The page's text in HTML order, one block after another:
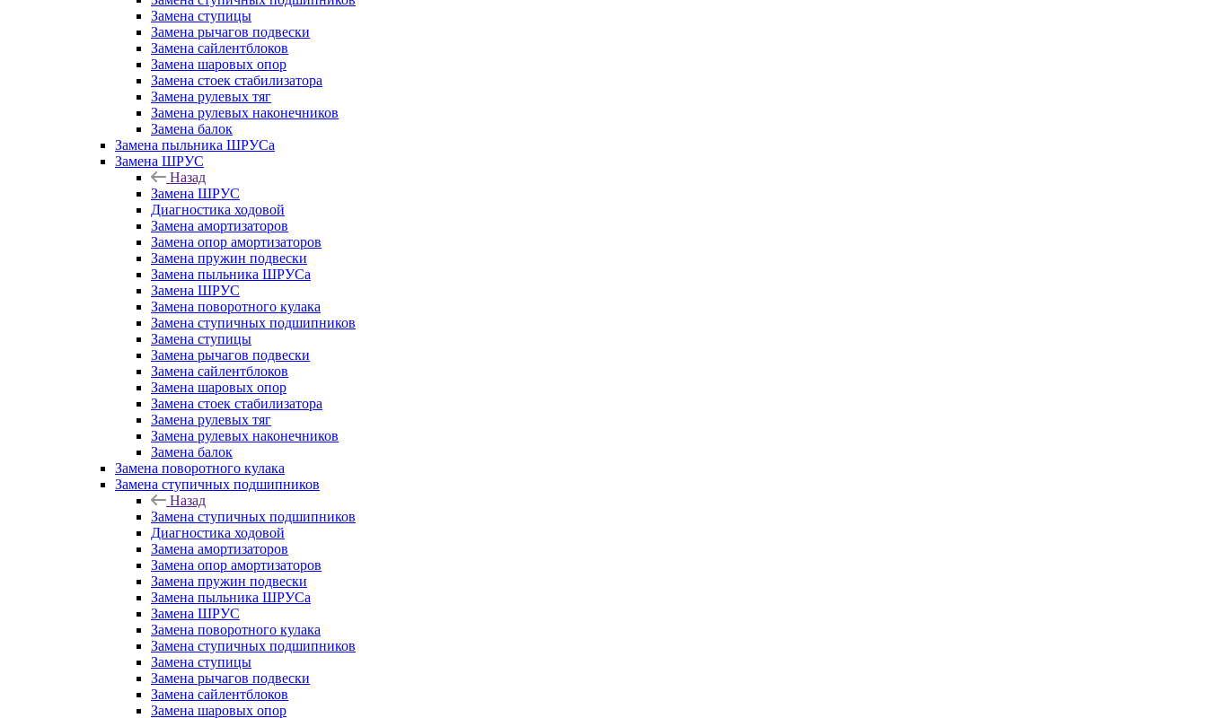
Замена ступицы
Замена рычагов подвески
Замена сайлентблоков
Замена шаровых опор
Замена стоек стабилизатора
Замена рулевых тяг
Замена рулевых наконечников
Замена балок
Замена пыльника ШРУСа
Замена ШРУС
Назад
Замена ШРУС
Диагностика ходовой
Замена амортизаторов
Замена опор амортизаторов
Замена пружин подвески
Замена пыльника ШРУСа
Замена ШРУС
Замена поворотного кулака
Замена ступичных подшипников
Замена ступицы
Замена рычагов подвески
Замена сайлентблоков
Замена шаровых опор
Замена стоек стабилизатора
Замена рулевых тяг
Замена рулевых наконечников
Замена балок
Замена поворотного кулака
Замена ступичных подшипников
Назад
Замена ступичных подшипников
Диагностика ходовой
Замена амортизаторов
Замена опор амортизаторов
Замена пружин подвески
Замена пыльника ШРУСа
Замена ШРУС
Замена поворотного кулака
Замена ступичных подшипников
Замена ступицы
Замена рычагов подвески
Замена сайлентблоков
Замена шаровых опор